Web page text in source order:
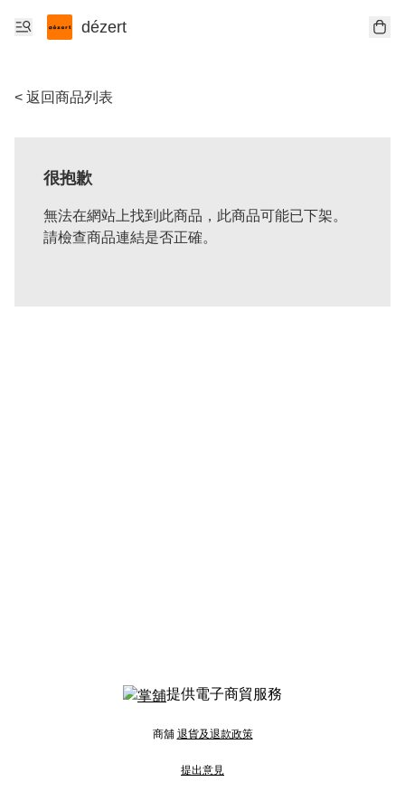
dézert
< 返回商品列表
很抱歉
無法在網站上找到此商品，此商品可能已下架。
請檢查商品連結是否正確。
提供電子商貿服務
商舖 退貨及退款政策
提出意見